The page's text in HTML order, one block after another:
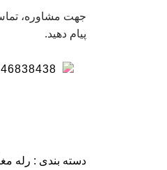
جهت مشاوره،
پیام دهید.
دسته بندی : رله